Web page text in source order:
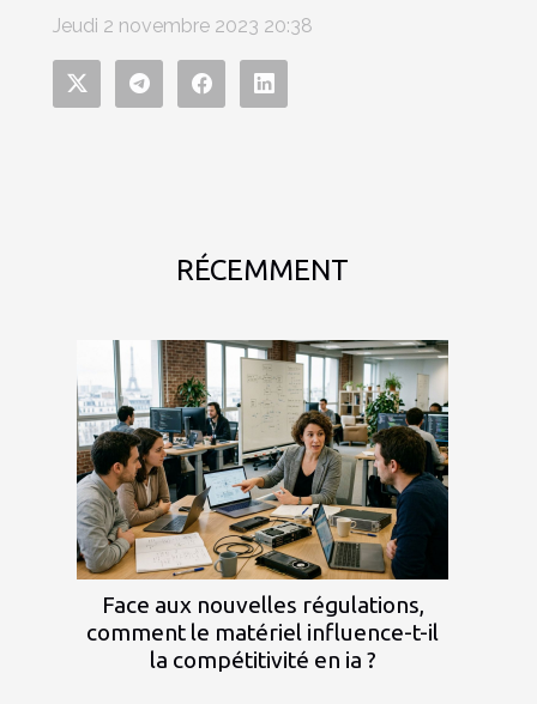
RÉCEMMENT
Face aux nouvelles régulations,
comment le matériel influence-t-il
la compétitivité en ia ?
Jeudi 2 novembre 2023 20:38